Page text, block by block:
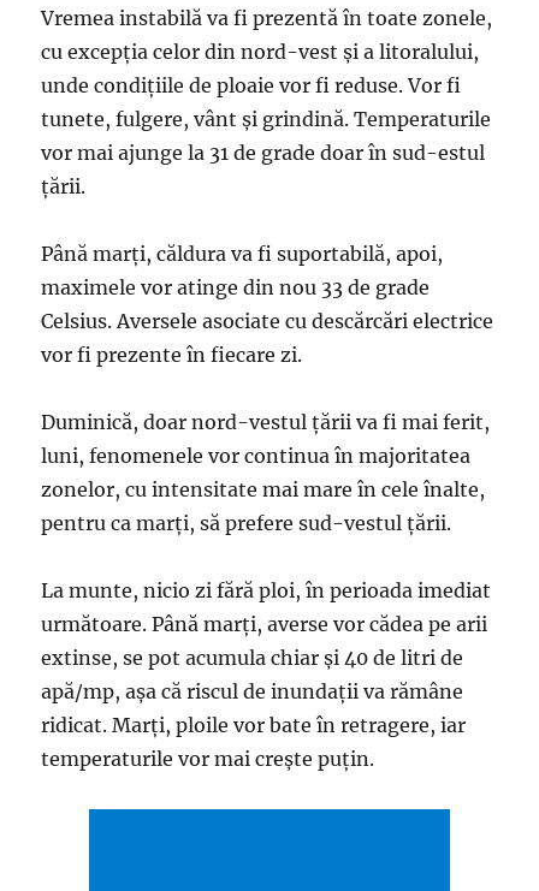
Vremea instabilă va fi prezentă în toate zonele,
cu excepţia celor din nord-vest şi a litoralului,
unde condiţiile de ploaie vor fi reduse. Vor fi
tunete, fulgere, vânt şi grindină. Temperaturile
vor mai ajunge la 31 de grade doar în sud-estul
ţării.
Până marţi, căldura va fi suportabilă, apoi,
maximele vor atinge din nou 33 de grade
Celsius. Aversele asociate cu descărcări electrice
vor fi prezente în fiecare zi.
Duminică, doar nord-vestul ţării va fi mai ferit,
luni, fenomenele vor continua în majoritatea
zonelor, cu intensitate mai mare în cele înalte,
pentru ca marţi, să prefere sud-vestul ţării.
La munte, nicio zi fără ploi, în perioada imediat
următoare. Până marţi, averse vor cădea pe arii
extinse, se pot acumula chiar şi 40 de litri de
apă/mp, aşa că riscul de inundaţii va rămâne
ridicat. Marţi, ploile vor bate în retragere, iar
temperaturile vor mai creşte puţin.